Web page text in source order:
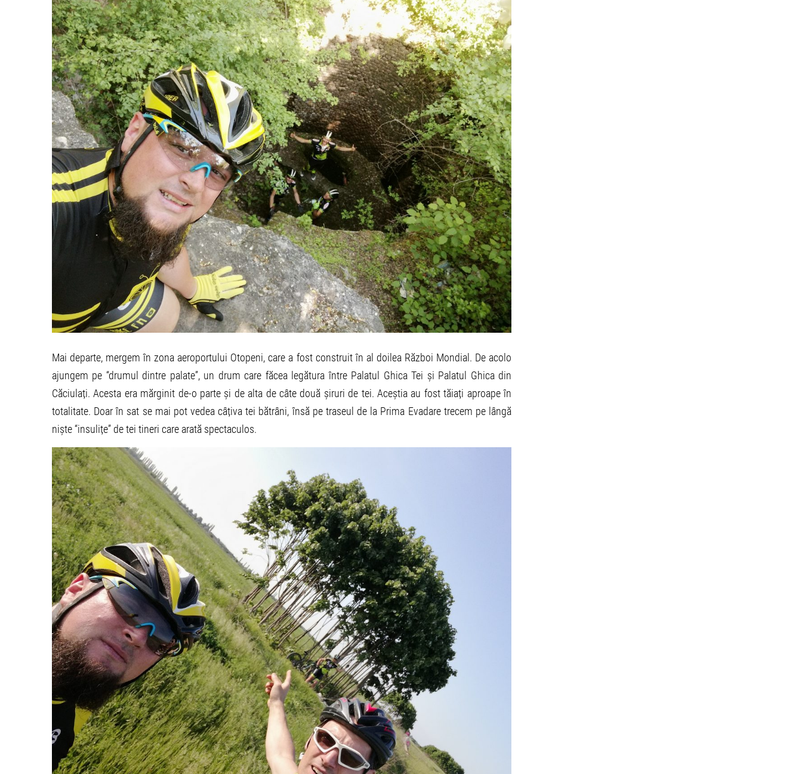
Mai departe, mergem în zona aeroportului Otopeni, care a fost construit în al doilea Război Mondial. De acolo
ajungem pe “drumul dintre palate”, un drum care făcea legătura între Palatul Ghica Tei și Palatul Ghica din
Căciulați. Acesta era mărginit de-o parte și de alta de câte două șiruri de tei. Aceștia au fost tăiați aproape în
totalitate. Doar în sat se mai pot vedea câțiva tei bătrâni, însă pe traseul de la Prima Evadare trecem pe lângă
niște “insulițe” de tei tineri care arată spectaculos.